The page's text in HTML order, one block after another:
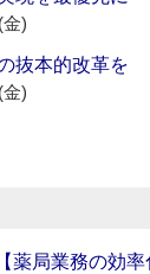
)
抜本的改革を
)
【薬局業務の効